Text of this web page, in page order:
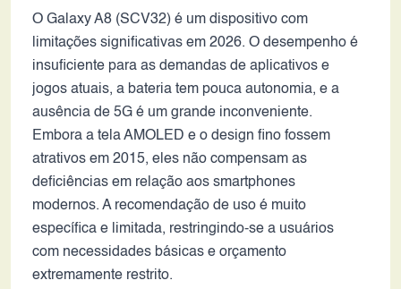
O Galaxy A8 (SCV32) é um dispositivo com
limitações significativas em 2026. O desempenho é
insuficiente para as demandas de aplicativos e
jogos atuais, a bateria tem pouca autonomia, e a
ausência de 5G é um grande inconveniente.
Embora a tela AMOLED e o design fino fossem
atrativos em 2015, eles não compensam as
deficiências em relação aos smartphones
modernos. A recomendação de uso é muito
específica e limitada, restringindo-se a usuários
com necessidades básicas e orçamento
extremamente restrito.